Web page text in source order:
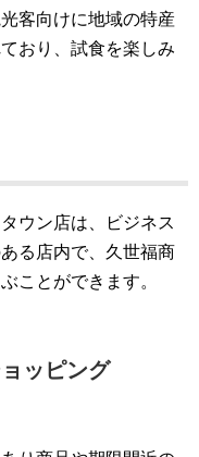
客向けに地域の特産
おり、試食を楽しみ
ウン店は、ビジネス
る店内で、久世福商
ことができます。
ッピング